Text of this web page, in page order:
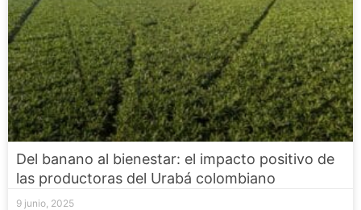
Del banano al bienestar: el impacto positivo de
las productoras del Urabá colombiano
9 junio, 2025